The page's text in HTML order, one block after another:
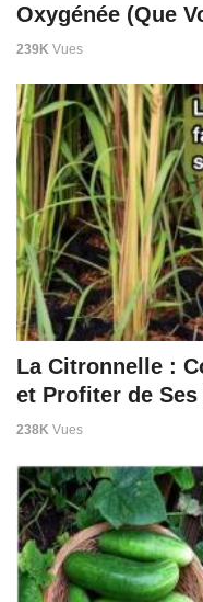
Oxygénée (Que
239K Vues
La Citronnelle :
et Profiter de
238K Vues